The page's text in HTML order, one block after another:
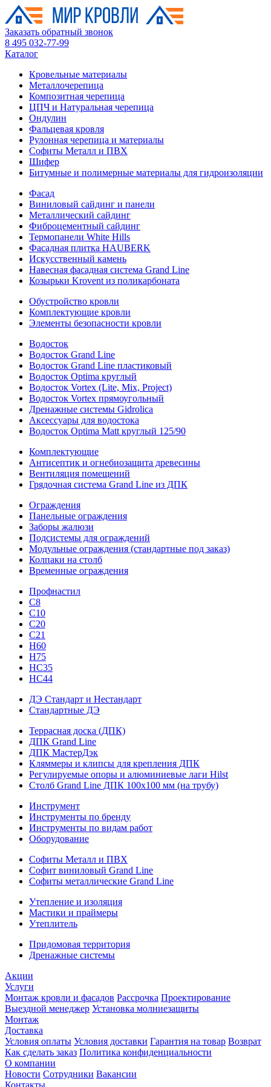
Заказать обратный звонок
8 495 032-77-99
Каталог
Кровельные материалы
Металлочерепица
Композитная черепица
ЦПЧ и Натуральная черепица
Ондулин
Фальцевая кровля
Рулонная черепица и материалы
Софиты Металл и ПВХ
Шифер
Битумные и полимерные материалы для гидроизоляции
Фасад
Виниловый сайдинг и панели
Металлический сайдинг
Фиброцементный сайдинг
Термопанели White Hills
Фасадная плитка HAUBERK
Искусственный камень
Навесная фасадная система Grand Line
Козырьки Krovent из поликарбоната
Обустройство кровли
Комплектующие кровли
Элементы безопасности кровли
Водосток
Водосток Grand Line
Водосток Grand Line пластиковый
Водосток Optima круглый
Водосток Vortex (Lite, Mix, Project)
Водосток Vortex прямоугольный
Дренажные системы Gidrolica
Аксессуары для водостока
Водосток Optima Matt круглый 125/90
Комплектующие
Антисептик и огнебиозащита древесины
Вентиляция помещений
Грядочная система Grand Line из ДПК
Ограждения
Панельные ограждения
Заборы жалюзи
Подсистемы для ограждений
Модульные ограждения (стандартные под заказ)
Колпаки на столб
Временные ограждения
Профнастил
С8
С10
С20
С21
H60
H75
HС35
НС44
ДЭ Стандарт и Нестандарт
Стандартные ДЭ
Террасная доска (ДПК)
ДПК Grand Line
ДПК МастерДэк
Кляммеры и клипсы для крепления ДПК
Регулируемые опоры и алюминиевые лаги Hilst
Столб Grand Line ДПК 100х100 мм (на трубу)
Инструмент
Инструменты по бренду
Инструменты по видам работ
Оборудование
Софиты Металл и ПВХ
Софит виниловый Grand Line
Софиты металлические Grand Line
Утепление и изоляция
Мастики и праймеры
Утеплитель
Придомовая территория
Дренажные системы
Акции
Услуги
Монтаж кровли и фасадов Рассрочка Проектирование
Выездной менеджер Установка молниезащиты
Монтаж
Доставка
Условия оплаты Условия доставки Гарантия на товар Возврат
Как сделать заказ Политика конфиденциальности
О компании
Новости Сотрудники Вакансии
Контакты